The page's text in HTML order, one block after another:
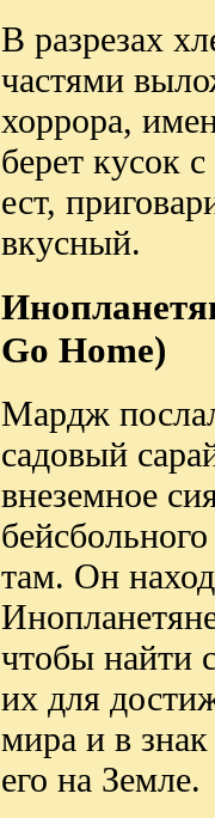
В разрезах
частями
хоррора,
берет кусок
ест,
вкусный.
Go Home)
Мардж
садовый
внеземное
там. Он
чтобы найти
их для
мира и в
его на Земле.